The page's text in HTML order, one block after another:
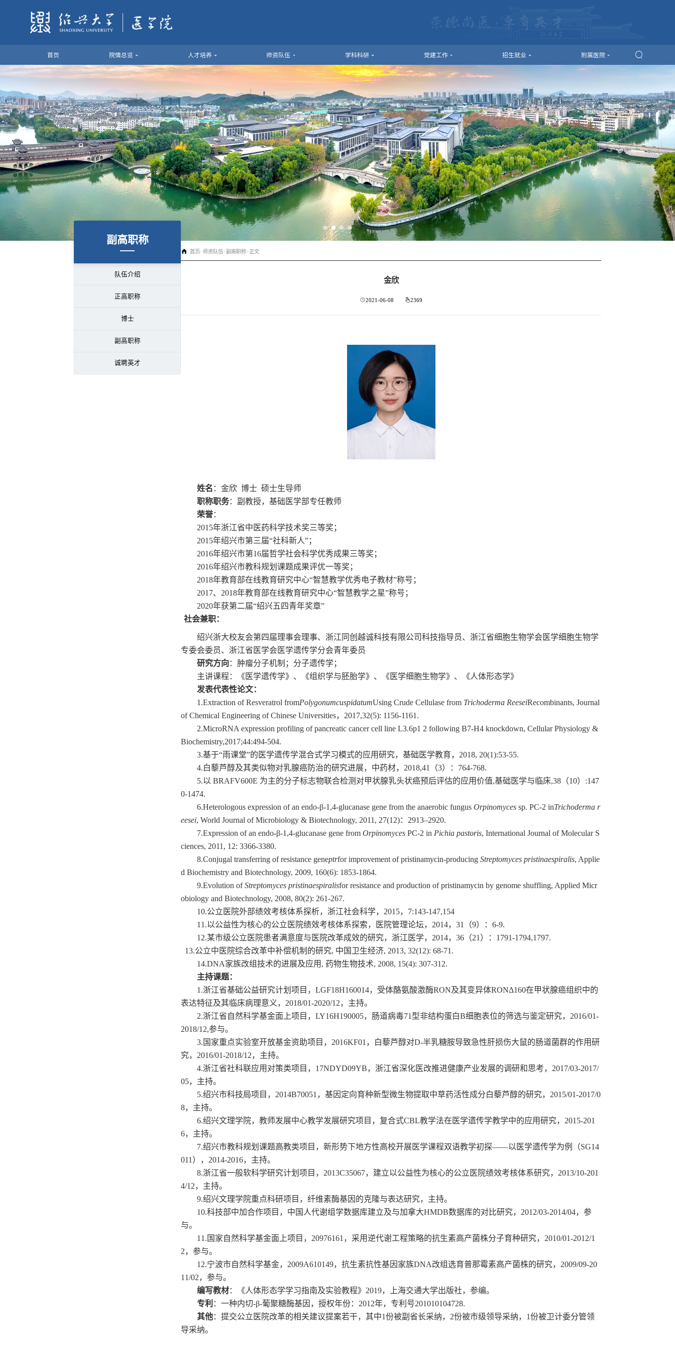
首页 院情总览 人才培养 师资队伍 学科科研 党建工作 招生就业 附属医院
副高职称
队伍介绍
正高职称
博士
副高职称
诚聘英才
首页>师资队伍>副高职称>正文
金欣
2021-06-08 2369
姓名 ：金欣博士 硕士生导师
职称职务： 副教授，基础医学部专任教师
荣誉：
2015年浙江省中医药科学技术奖三等奖；
2015年绍兴市第三届“社科新人”；
2016年绍兴市第16届哲学社会科学优秀成果三等奖 ；
2016年绍兴市教科规划课题成果评优一等奖 ；
2018年教育部在线教育研究中心“智慧教学优秀电子教材”称号；
2017、 2018年教育部在线教育研究中心“智慧教学之星”称号；
2020年获第二届“绍兴五四青年奖章”
社会兼职：
绍兴浙大校友会第四届理事会理事、浙江同创越诚科技有限公司科技指导员、浙江省细胞生物学会医学细胞生物学
专委会委员、浙江省医学会医学遗传学分会青年委员
研究方向 ：肿瘤分子机制；分子遗传学；
主讲课程 ： 《 医学遗传学》 、 《组织学与胚胎学》 、 《 医学细胞生物学》 、 《人体形态学》
发表代表性论文：
1.Extraction of Resveratrol fromPolygonumcuspidatumUsing Crude Cellulase from Trichoderma ReeseiRecombinants, Journal
of Chemical Engineering of Chinese Universities，2017,32(5): 1156-1161.
2.MicroRNA expression profiling of pancreatic cancer cell line L3.6p1 2 following B7-H4 knockdown, Cellular Physiology &
Biochemistry,2017;44:494-504.
3.基于“雨课堂”的医学遗传学混合式学习模式的应用研究，基础医学教育，2018, 20(1):53-55.
4.白藜芦醇及其类似物对乳腺癌防治的研究进展，中药材，2018,41（3）：764-768.
5.以 BRAFV600E 为主的分子标志物联合检测对甲状腺乳头状癌预后评估的应用价值,基础医学与临床,38（10）:147
0-1474.
6.Heterologous expression of an endo-β-1,4-glucanase gene from the anaerobic fungusOrpinomycessp. PC-2 inTrichoderma r
eesei, World Journal of Microbiology & Biotechnology, 2011, 27(12)：2913–2920.
7.Expression of an endo-β-1,4-glucanase gene fromOrpinomycesPC-2 in Pichia pastoris, International Journal of Molecular S
ciences, 2011, 12: 3366-3380.
8.Conjugal transferring of resistance geneptrfor improvement of pristinamycin-producingStreptomyces pristinaespiralis, Applie
d Biochemistry and Biotechnology, 2009, 160(6): 1853-1864.
9.Evolution ofStreptomyces pristinaespiralisfor resistance and production of pristinamycin by genome shuffling, Applied Micr
obiology and Biotechnology, 2008, 80(2): 261-267.
10.公立医院外部绩效考核体系探析，浙江社会科学， 2015，7:143-147,154
1 1.以公益性为核心的公立医院绩效考核体系探索，医院管理论坛， 2014，31（9）：6-9.
1 2.某市级公立医院患者满意度与医院改革成效的研究，浙江医学， 2014，36（21）：1791-1794,1797.
13.公立中医院综合改革中补偿机制的研究, 中国卫生经济, 2013, 32(12): 68-71.
14.DNA家族改组技术的进展及应用, 药物生物技术, 2008, 15(4): 307-312.
主持课题：
1 .浙江省基础公益研究计划项目，LGF18H160014，受体酪氨酸激酶RON及其变异体RONΔ160在甲状腺癌组织中的
表达特征及其临床病理意义， 2018/01-2020/12，主持。
2.浙江省自然科学基金面上项目，LY16H190005，肠道病毒71型非结构蛋白B细胞表位的筛选与鉴定研究， 2016/01-
2018/1 2,参与。
3. 国家重点实验室开放基金资助项目， 2016KF01，白藜芦醇对D-半乳糖胺导致急性肝损伤大鼠的肠道菌群的作用研
究，2016/01-2018/12，主持。
4.浙江省社科联应用对策类项目， 17NDYD09YB，浙江省深化医改推进健康产业发展的调研和思考，2017/03-2017/
05， 主持。
5.绍兴市科技局项目， 2014B70051，基因定向育种新型微生物提取中草药活性成分白藜芦醇的研究，2015/01-2017/0
8，主持。
6.绍兴文理学院，教师发展中心教学发展研究项目，复合式CBL教学法在医学遗传学教学中的应用研究，2015-201
6，主持。
7.绍兴市教科规划课题高教类项目，新形势下地方性高校开展医学课程双语教学初探——以医学遗传学为例（SG14
011），2014-2016，主持。
8.浙江省一般软科学研究计划项目 ， 2013C35067， 建立以公益性为核心的公立医院绩效考核体系研究， 2013/10-201
4/12， 主持。
9.绍兴文理学院重点科研项目，纤维素酶基因的克隆与表达研究，主持。
10.科技部中加合作项目，中国人代谢组学数据库建立及与加拿大HMDB数据库的对比研究，2012/03-2014/04，参
与。
1 1. 国家自然科学基金面上项目， 20976161 ，采用逆代谢工程策略的抗生素高产菌株分子育种研究， 2010/01-2012/1
2，参与。
1 2.宁波市自然科学基金， 2009A610149，抗生素抗性基因家族DNA改组选育普那霉素高产菌株的研究，2009/09-20
11/02，参与。
编写教材： 《人体形态学学习指南及实验教程》 2019，上海交通大学出版社，参编。
专利 ：一种内切-β-葡聚糖酶基因，授权年份：2012年，专利号201010104728.
其他：提交公立医院改革的相关建议提案若干，其中1份被副省长采纳，2份被市级领导采纳，1份被卫计委分管领
导采纳。